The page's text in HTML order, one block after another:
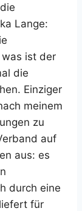
Lange:
was ist der
die
Einziger
meinem
zu
auf
aus: es
durch eine
für